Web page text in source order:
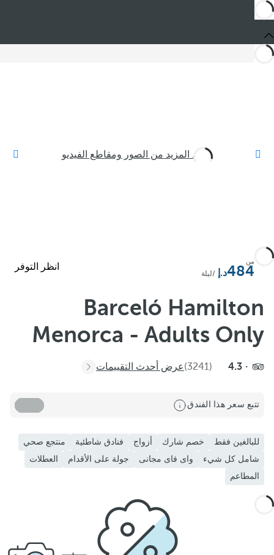
شاهد المزيد من الصور ومقاطع الفيديو
من
484 /ليلة
انظر التوفر
Barceló Hamilton
Menorca - Adults Only
4.3
(3241) عرض أحدث التقييمات
تتبع سعر هذا الفندق
للبالغين فقط خصم شارك أزواج فنادق شاطئية
منتجع صحي
شامل كل شيء
واى فاى مجانى جولة على الأقدام
العطلات
المطاعم